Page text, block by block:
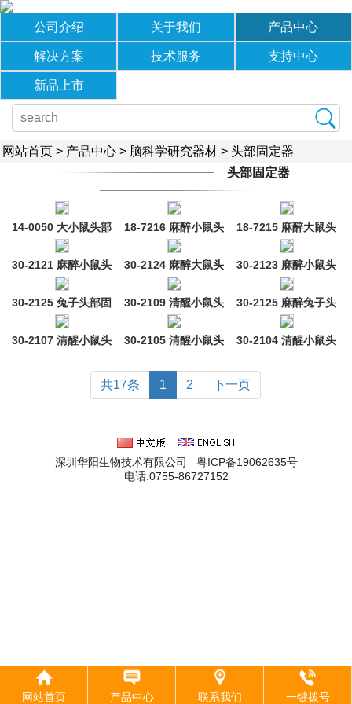
公司介绍 关于我们 产品中心
解决方案 技术服务 支持中心
新品上市
网站首页 > 产品中心 > 脑科学研究器材 > 头部固定器
头部固定器
14-0050 大小鼠头部
旋转固定仪
18-7216 麻醉小鼠头
部固定器
18-7215 麻醉大鼠头
部固定器
30-2121 麻醉小鼠头
部固定器（360°旋
转）
30-2124 麻醉大鼠头
部固定器
30-2123 麻醉小鼠头
部固定器
30-2125 兔子头部固
定器（注射麻醉版）
30-2109 清醒小鼠头
部固定器
30-2125 麻醉兔子头
部固定器
30-2107 清醒小鼠头
30-2105 清醒小鼠头
30-2104 清醒小鼠头
共17条 1 2 下一页
深圳华阳生物技术有限公司 粤ICP备19062635号
电话:0755-86727152
网站首页 产品中心 联系我们 一键拨号